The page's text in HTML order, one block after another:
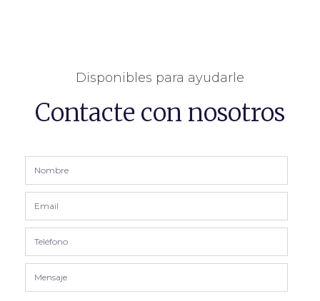
Disponibles para ayudarle
Contacte con nosotros